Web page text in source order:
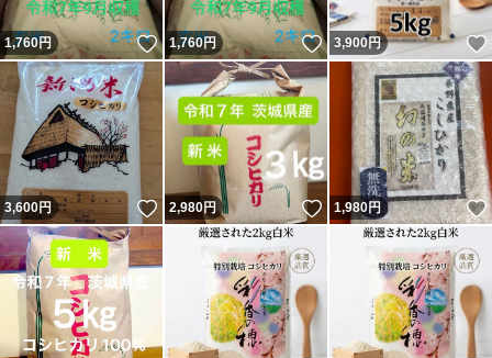
1,760円 いいね！
1,760円 いいね！
3,900円
3,600円 いいね！
2,980円 いいね！
1,980円